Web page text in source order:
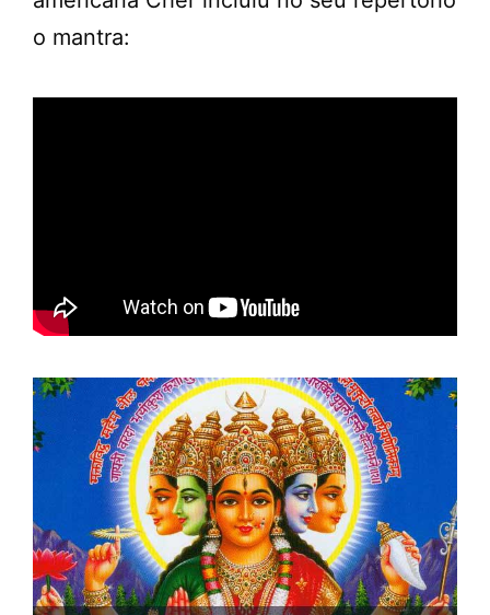
o mantra: